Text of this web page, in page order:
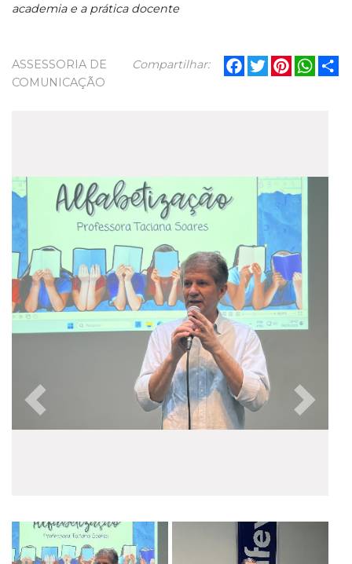
academia e a prática docente
Compartilhar: Facebook
TwitterPinterest
ASSESSORIA DE
COMUNICAÇÃO
Anterior Próxima